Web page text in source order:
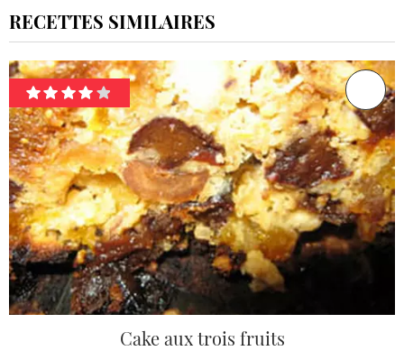
RECETTES SIMILAIRES
Cake aux trois fruits